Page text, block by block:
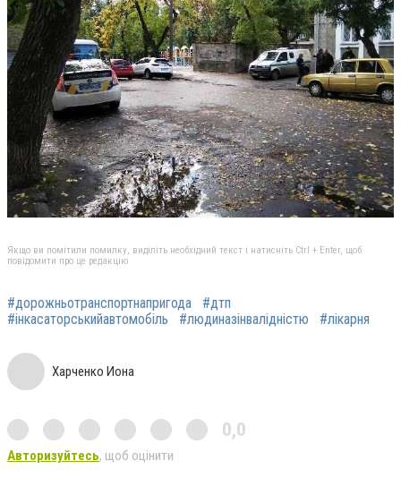
Якщо ви помітили помилку, виділіть необхідний текст і натисніть Ctrl + Enter, щоб
повідомити про це редакцію
#дорожньотранспортнапригода
#дтп
#інкасаторськийавтомобіль
#людиназінвалідністю #лікарня
Харченко Иона
0,0
Авторизуйтесь, щоб оцінити